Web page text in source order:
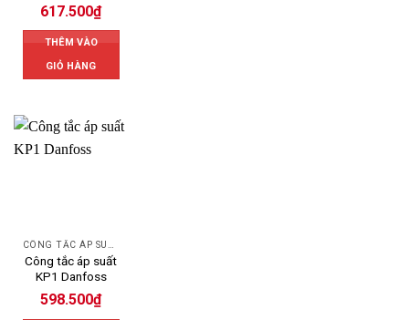
617.500₫
THÊM VÀO
GIỎ HÀNG
Công tắc áp suất
KP1 Danfoss
598.500₫